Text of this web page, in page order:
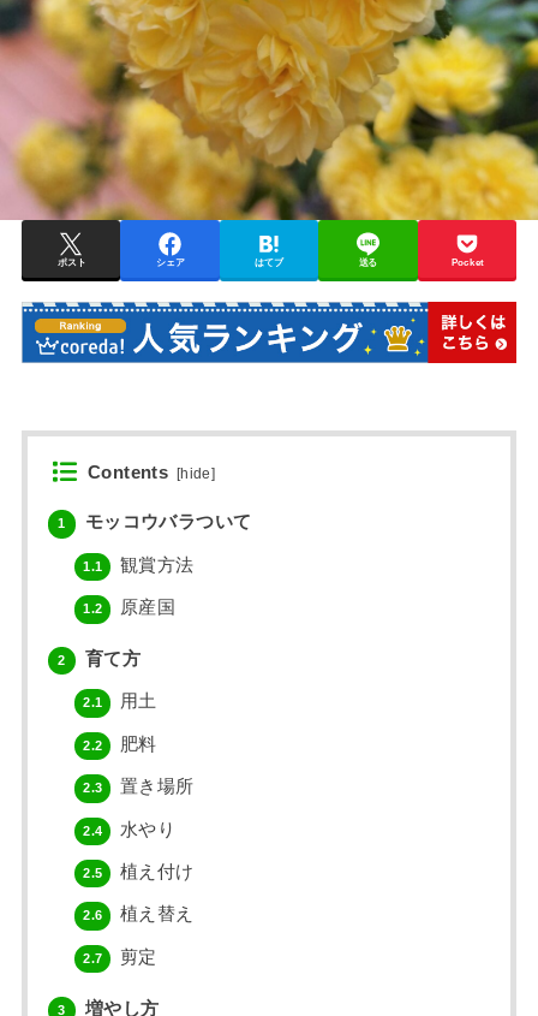
ポスト シェア はてブ 送る Pocket
Contents [hide]
1 モッコウバラついて
1.1 観賞方法
1.2 原産国
2 育て方
2.1 用土
2.2 肥料
2.3 置き場所
2.4 水やり
2.5 植え付け
2.6 植え替え
2.7 剪定
3 増やし方